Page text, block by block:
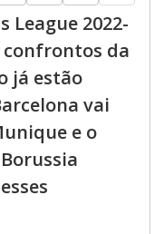
League 2022-
confrontos da
já estão
vai
e o